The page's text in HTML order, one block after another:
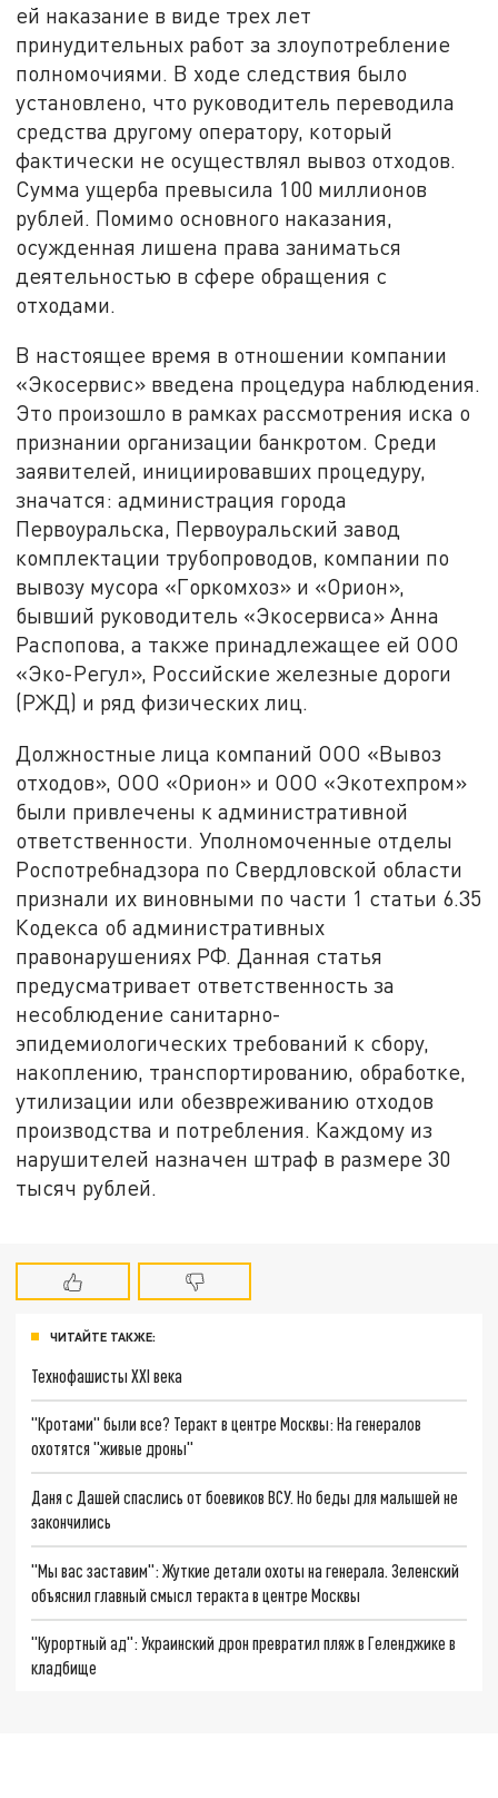
ей наказание в виде трех лет
принудительных работ за злоупотребление
полномочиями. В ходе следствия было
установлено, что руководитель переводила
средства другому оператору, который
фактически не осуществлял вывоз отходов.
Сумма ущерба превысила 100 миллионов
рублей. Помимо основного наказания,
осужденная лишена права заниматься
деятельностью в сфере обращения с
отходами.
В настоящее время в отношении компании
«Экосервис» введена процедура наблюдения.
Это произошло в рамках рассмотрения иска о
признании организации банкротом. Среди
заявителей, инициировавших процедуру,
значатся: администрация города
Первоуральска, Первоуральский завод
комплектации трубопроводов, компании по
вывозу мусора «Горкомхоз» и «Орион»,
бывший руководитель «Экосервиса» Анна
Распопова, а также принадлежащее ей ООО
«Эко-Регул», Российские железные дороги
(РЖД) и ряд физических лиц.
Должностные лица компаний ООО «Вывоз
отходов», ООО «Орион» и ООО «Экотехпром»
были привлечены к административной
ответственности. Уполномоченные отделы
Роспотребнадзора по Свердловской области
признали их виновными по части 1 статьи 6.35
Кодекса об административных
правонарушениях РФ. Данная статья
предусматривает ответственность за
несоблюдение санитарно-
эпидемиологических требований к сбору,
накоплению, транспортированию, обработке,
утилизации или обезвреживанию отходов
производства и потребления. Каждому из
нарушителей назначен штраф в размере 30
тысяч рублей.
ЧИТАЙТЕ ТАКЖЕ:
Технофашисты XXI века
"Кротами" были все? Теракт в центре Москвы: На генералов
охотятся "живые дроны"
Даня с Дашей спаслись от боевиков ВСУ. Но беды для малышей не
закончились
"Мы вас заставим": Жуткие детали охоты на генерала. Зеленский
объяснил главный смысл теракта в центре Москвы
"Курортный ад": Украинский дрон превратил пляж в Геленджике в
кладбище